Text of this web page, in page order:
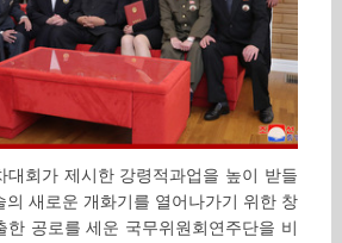
대회가 제시한 강령적과업을 높이 받들
의 새로운 개화기를 열어나가기 위한 창
한 공로를 세운 국무위원회연주단을 비